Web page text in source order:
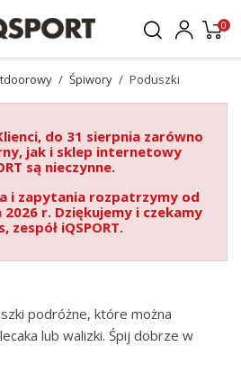
0
Śpiwory Poduszki
do 31 sierpnia zarówno
jak i sklep internetowy
są nieczynne.
i zapytania rozpatrzymy od
r. Dziękujemy i czekamy
zespół iQSPORT.
podróżne, które można
lub walizki. Śpij dobrze w